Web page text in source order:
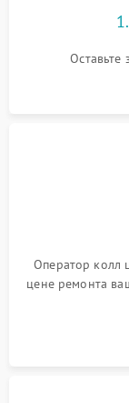
Оставьте
Оператор колл
цене ремонта